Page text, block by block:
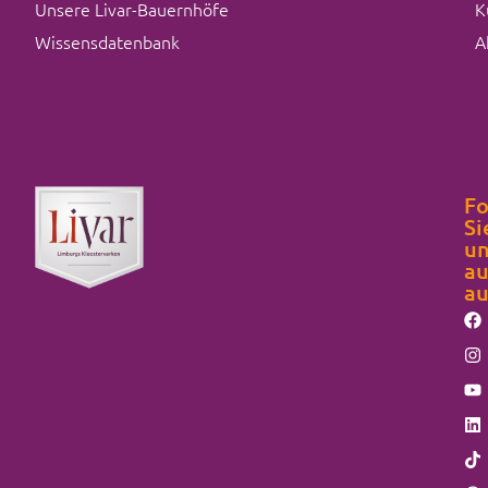
Unsere Livar-Bauernhöfe
Wissensdatenbank